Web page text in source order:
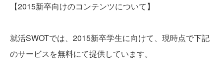
【2015新卒向けのコンテンツについて】
就活SWOTでは、2015新卒学生に向けて、現時点で下記
のサービスを無料にて提供しています。